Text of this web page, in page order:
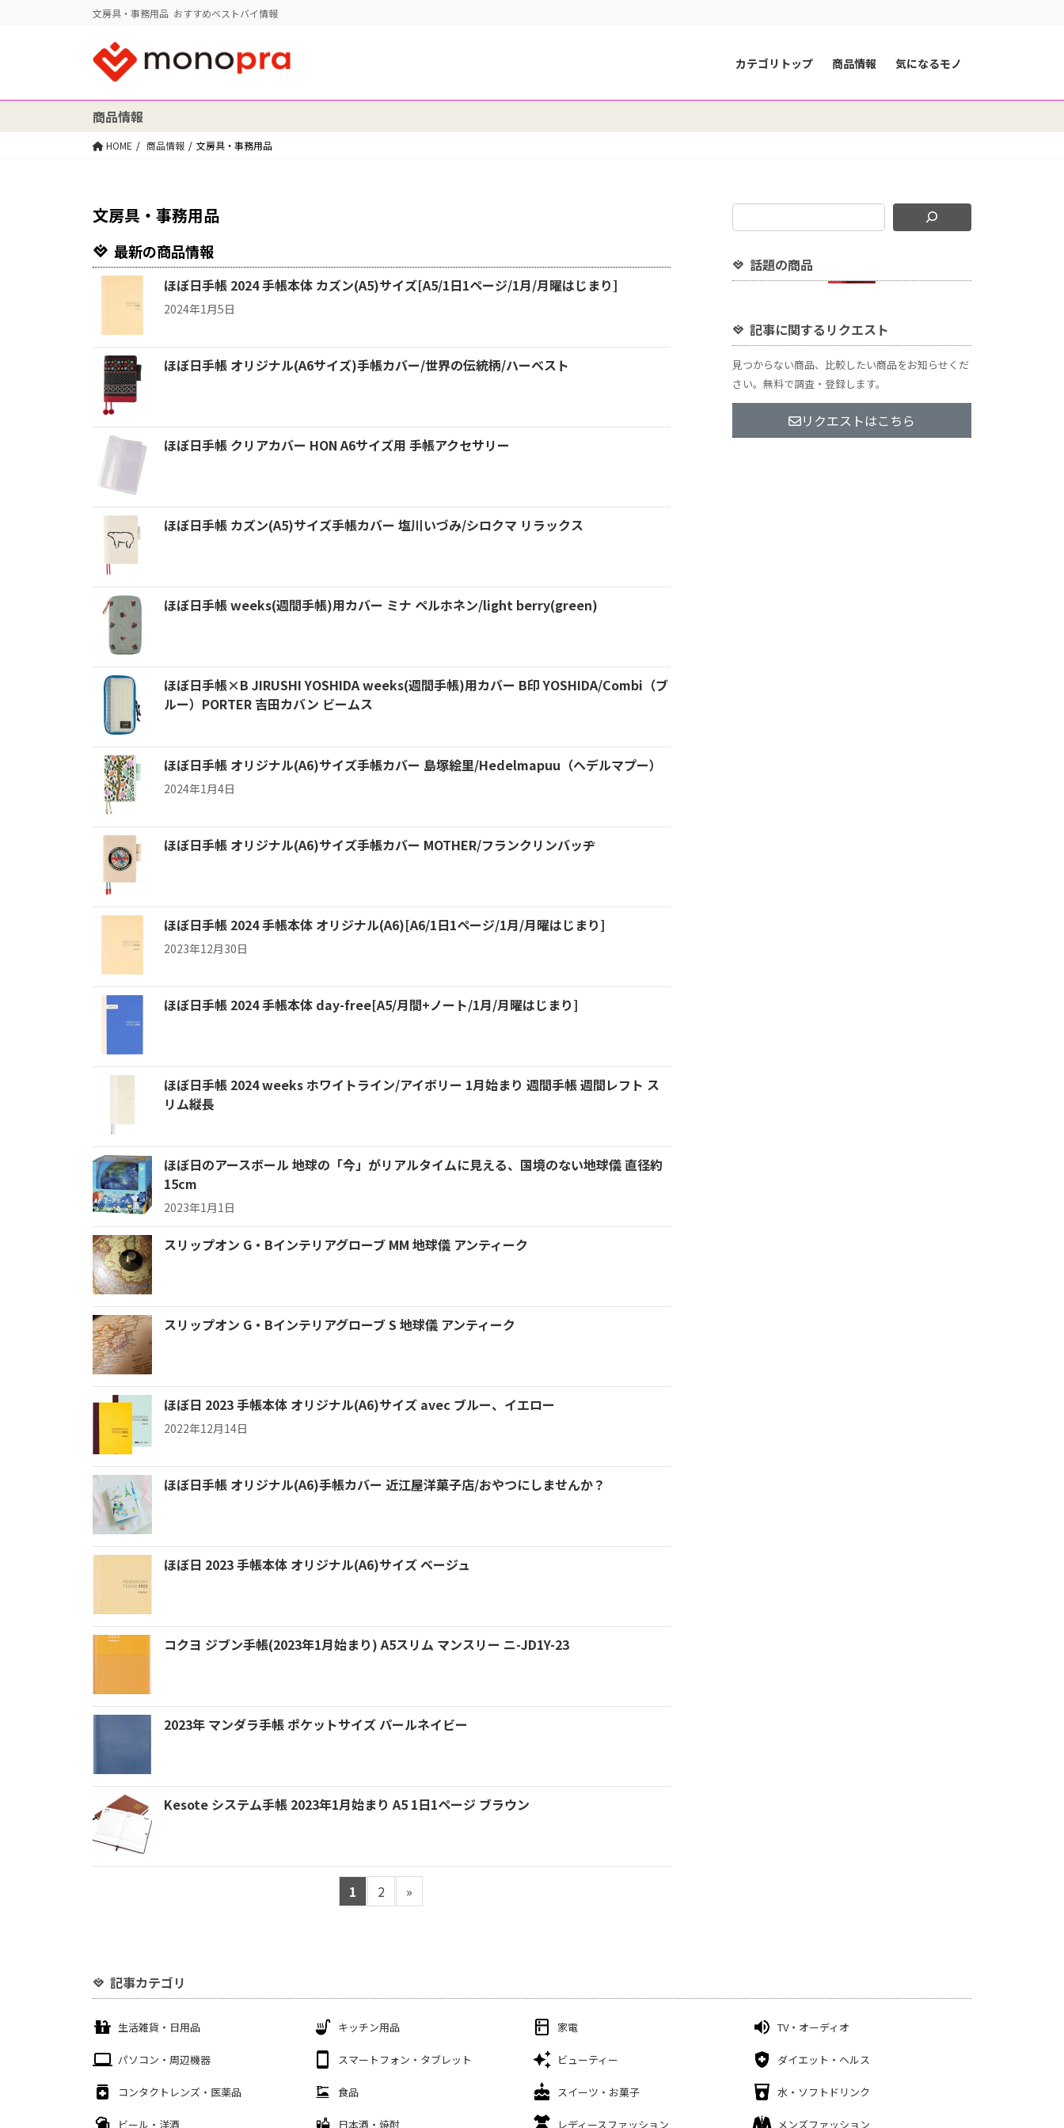
文房具・事務用品 おすすめベストバイ情報
カテゴリトップ 商品情報 気になるモノ
商品情報
HOME 商品情報 文房具・事務用品
文房具・事務用品
最新の商品情報
ほぼ日手帳 2024 手帳本体 カズン(A5)サイズ[A5/1日1ページ/1月/月曜はじまり]
2024年1月5日
ほぼ日手帳 オリジナル(A6サイズ)手帳カバー/世界の伝統柄/ハーベスト
ほぼ日手帳 クリアカバー HON A6サイズ用 手帳アクセサリー
ほぼ日手帳 カズン(A5)サイズ手帳カバー 塩川いづみ/シロクマ リラックス
ほぼ日手帳 weeks(週間手帳)用カバー ミナ ペルホネン/light berry(green)
ほぼ日手帳×B JIRUSHI YOSHIDA weeks(週間手帳)用カバー B印 YOSHIDA/Combi（ブ
ルー）PORTER 吉田カバン ビームス
ほぼ日手帳 オリジナル(A6)サイズ手帳カバー 島塚絵里/Hedelmapuu（ヘデルマプー）
2024年1月4日
ほぼ日手帳 オリジナル(A6)サイズ手帳カバー MOTHER/フランクリンバッヂ
ほぼ日手帳 2024 手帳本体 オリジナル(A6)[A6/1日1ページ/1月/月曜はじまり]
2023年12月30日
ほぼ日手帳 2024 手帳本体 day-free[A5/月間+ノート/1月/月曜はじまり]
ほぼ日手帳 2024 weeks ホワイトライン/アイボリー 1月始まり 週間手帳 週間レフト ス
リム縦長
ほぼ日のアースボール 地球の「今」がリアルタイムに見える、国境のない地球儀 直径約
15cm
2023年1月1日
スリップオン G・Bインテリアグローブ MM 地球儀 アンティーク
スリップオン G・Bインテリアグローブ S 地球儀 アンティーク
ほぼ日 2023 手帳本体 オリジナル(A6)サイズ avec ブルー、イエロー
2022年12月14日
ほぼ日手帳 オリジナル(A6)手帳カバー 近江屋洋菓子店/おやつにしませんか？
ほぼ日 2023 手帳本体 オリジナル(A6)サイズ ベージュ
コクヨ ジブン手帳(2023年1月始まり) A5スリム マンスリー ニ-JD1Y-23
2023年 マンダラ手帳 ポケットサイズ パールネイビー
Kesote システム手帳 2023年1月始まり A5 1日1ページ ブラウン
1 2 »
話題の商品
記事に関するリクエスト
見つからない商品、比較したい商品をお知らせくだ
さい。無料で調査・登録します。
リクエストはこちら
記事カテゴリ
生活雑貨・日用品 キッチン用品 家電 TV・オーディオ
パソコン・周辺機器 スマートフォン・タブレット ビューティー ダイエット・ヘルス
コンタクトレンズ・医薬品 食品 スイーツ・お菓子 水・ソフトドリンク
ビール・洋酒 日本酒・焼酎 レディースファッション メンズファッション